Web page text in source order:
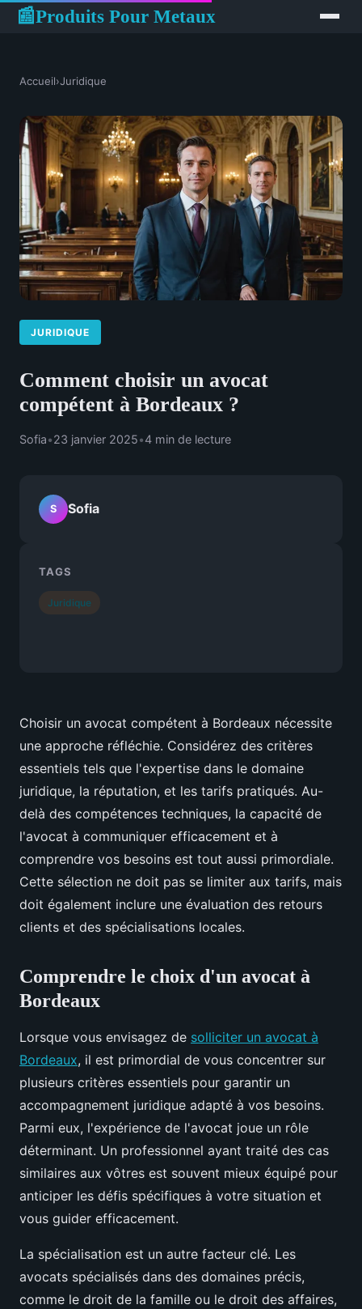
📰Produits Pour Metaux
Accueil›Juridique
JURIDIQUE
Comment choisir un avocat
compétent à Bordeaux ?
Sofia•23 janvier 2025•4 min de lecture
Choisir un avocat compétent à Bordeaux nécessite
une approche réfléchie. Considérez des critères
essentiels tels que l'expertise dans le domaine
juridique, la réputation, et les tarifs pratiqués. Au-
delà des compétences techniques, la capacité de
l'avocat à communiquer efficacement et à
comprendre vos besoins est tout aussi primordiale.
Cette sélection ne doit pas se limiter aux tarifs, mais
doit également inclure une évaluation des retours
clients et des spécialisations locales.
Comprendre le choix d'un avocat à
Bordeaux
Lorsque vous envisagez de solliciter un avocat à
Bordeaux, il est primordial de vous concentrer sur
plusieurs critères essentiels pour garantir un
accompagnement juridique adapté à vos besoins.
Parmi eux, l'expérience de l'avocat joue un rôle
déterminant. Un professionnel ayant traité des cas
similaires aux vôtres est souvent mieux équipé pour
anticiper les défis spécifiques à votre situation et
vous guider efficacement.
La spécialisation est un autre facteur clé. Les
avocats spécialisés dans des domaines précis,
comme le droit de la famille ou le droit des affaires,
S Sofia
TAGS
Juridique